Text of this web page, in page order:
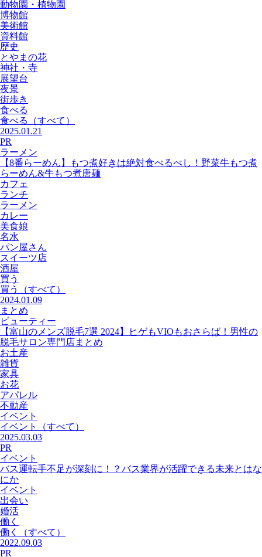
動物園・植物園
博物館
美術館
資料館
歴史
とやまの花
神社・寺
展望台
夜景
街歩き
食べる
食べる
（すべて）
2025.01.21
PR
ラーメン
【8番らーめん】もつ煮好きは絶対食べるべし！野菜牛もつ煮
らーめん&牛もつ煮唐麺
カフェ
ランチ
ラーメン
カレー
美食娘
名水
パン屋さん
スイーツ店
酒屋
買う
買う
（すべて）
2024.01.09
まとめ
ビューティー
【富山のメンズ脱毛7選 2024】ヒゲもVIOもおさらば！男性の
脱毛サロン専門店まとめ
お土産
雑貨
家具
お花
アパレル
不動産
イベント
イベント
（すべて）
2025.03.03
PR
イベント
バス運転手不足が深刻に！？バス業界が活躍できる未来とはな
にか
イベント
出会い
婚活
働く
働く
（すべて）
2022.09.03
PR